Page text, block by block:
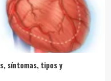
síntomas, tipos y